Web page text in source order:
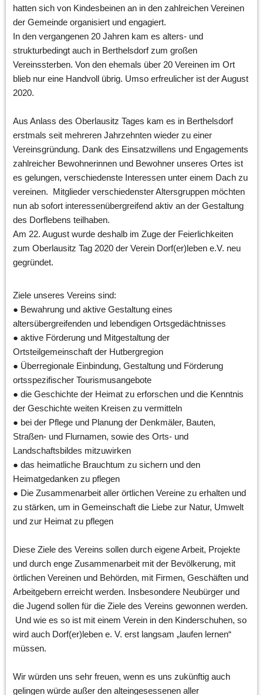
hatten sich von Kindesbeinen an in den zahlreichen Vereinen
der Gemeinde organisiert und engagiert.
In den vergangenen 20 Jahren kam es alters- und
strukturbedingt auch in Berthelsdorf zum großen
Vereinssterben. Von den ehemals über 20 Vereinen im Ort
blieb nur eine Handvoll übrig. Umso erfreulicher ist der August
2020.
Aus Anlass des Oberlausitz Tages kam es in Berthelsdorf
erstmals seit mehreren Jahrzehnten wieder zu einer
Vereinsgründung. Dank des Einsatzwillens und Engagements
zahlreicher Bewohnerinnen und Bewohner unseres Ortes ist
es gelungen, verschiedenste Interessen unter einem Dach zu
vereinen.  Mitglieder verschiedenster Altersgruppen möchten
nun ab sofort interessenübergreifend aktiv an der Gestaltung
des Dorflebens teilhaben.
Am 22. August wurde deshalb im Zuge der Feierlichkeiten
zum Oberlausitz Tag 2020 der Verein Dorf(er)leben e.V. neu
gegründet.
Ziele unseres Vereins sind:
● Bewahrung und aktive Gestaltung eines
altersübergreifenden und lebendigen Ortsgedächtnisses
● aktive Förderung und Mitgestaltung der
Ortsteilgemeinschaft der Hutbergregion
● Überregionale Einbindung, Gestaltung und Förderung
ortsspezifischer Tourismusangebote
● die Geschichte der Heimat zu erforschen und die Kenntnis
der Geschichte weiten Kreisen zu vermitteln
● bei der Pflege und Planung der Denkmäler, Bauten,
Straßen- und Flurnamen, sowie des Orts- und
Landschaftsbildes mitzuwirken
● das heimatliche Brauchtum zu sichern und den
Heimatgedanken zu pflegen
● Die Zusammenarbeit aller örtlichen Vereine zu erhalten und
zu stärken, um in Gemeinschaft die Liebe zur Natur, Umwelt
und zur Heimat zu pflegen
Diese Ziele des Vereins sollen durch eigene Arbeit, Projekte
und durch enge Zusammenarbeit mit der Bevölkerung, mit
örtlichen Vereinen und Behörden, mit Firmen, Geschäften und
Arbeitgebern erreicht werden. Insbesondere Neubürger und
die Jugend sollen für die Ziele des Vereins gewonnen werden.
Und wie es so ist mit einem Verein in den Kinderschuhen, so
wird auch Dorf(er)leben e. V. erst langsam „laufen lernen“
müssen.
Wir würden uns sehr freuen, wenn es uns zukünftig auch
gelingen würde außer den alteingesessenen aller